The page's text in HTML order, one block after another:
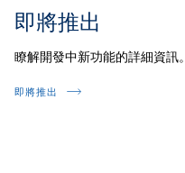
即將推出
瞭解開發中新功能的詳細資訊。
即將推出